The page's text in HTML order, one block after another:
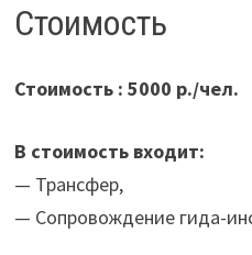
Стоимость
Стоимость : 5000 р./чел.
В стоимость входит:
— Трансфер,
— Сопровождение гида-